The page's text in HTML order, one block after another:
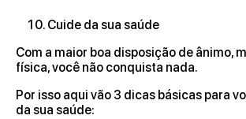
Cuide da sua saúde
Com a maior boa disposição de ânimo,
física, você não conquista nada.
Por isso aqui vão 3 dicas básicas para
da sua saúde: